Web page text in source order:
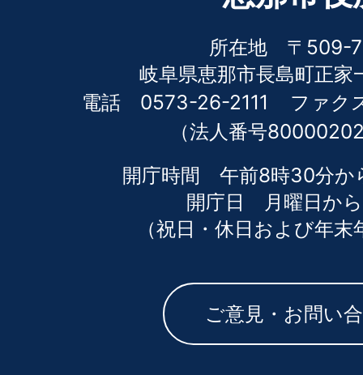
所在地 〒509-
岐阜県恵那市長島町正家
電話 0573-26-2111
ファ
（法人番号
開庁時間 午前8時30分か
開庁日 月曜日か
（祝日・休日および年
ご意見・お問い